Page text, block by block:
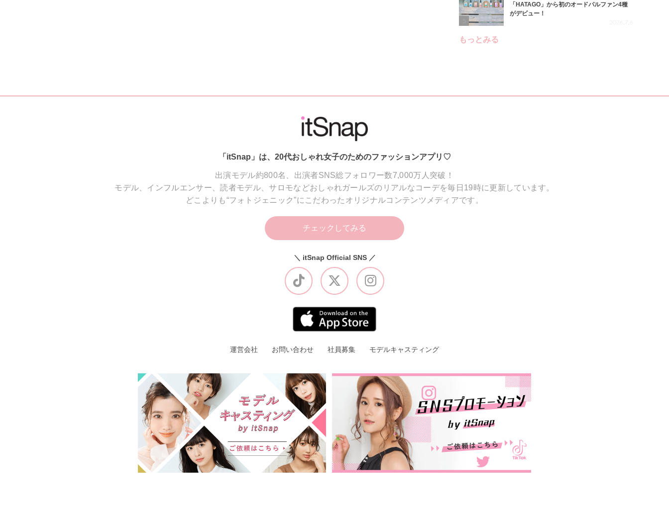
「HATAGO」から初のオードパルファン4種
がデビュー！
2026.7.6
もっとみる
「itSnap」は、20代おしゃれ女子のためのファッションアプリ♡
出演モデル約800名、出演者SNS総フォロワー数7,000万人突破！
モデル、インフルエンサー、読者モデル、サロモなどおしゃれガールズのリアルなコーデを毎日19時に更新しています。
どこよりも“フォトジェニック”にこだわったオリジナルコンテンツメディアです。
チェックしてみる
＼ itSnap Official SNS ／
運営会社 お問い合わせ 社員募集 モデルキャスティング